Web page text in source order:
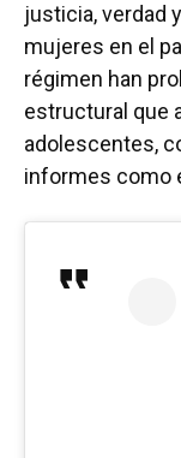
justicia, verdad
mujeres en el
régimen han
estructural que
adolescentes,
informes como